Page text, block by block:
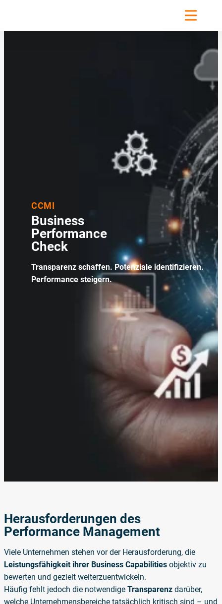
CCMI
Business
Performance
Check
Transparenz schaffen. Potenziale identifizieren.
Performance steigern.
Herausforderungen des
Performance Management
Viele Unternehmen stehen vor der Herausforderung, die
Leistungsfähigkeit ihrer Business Capabilities objektiv zu
bewerten und gezielt weiterzuentwickeln.
Häufig fehlt jedoch die notwendige Transparenz darüber,
welche Unternehmensbereiche tatsächlich kritisch sind – und